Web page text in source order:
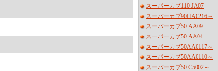
スーパーカブ110 JA07
スーパーカブ90HA0216～
スーパーカブ50 AA09
スーパーカブ50 AA04
スーパーカブ50AA0117～
スーパーカブ50AA0110～
スーパーカブ50 C5002～